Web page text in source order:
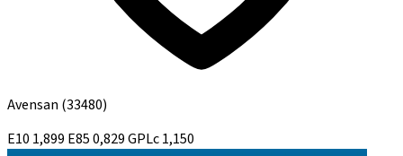
Avensan (33480)
E10 1,899 E850,829GPLc1,150